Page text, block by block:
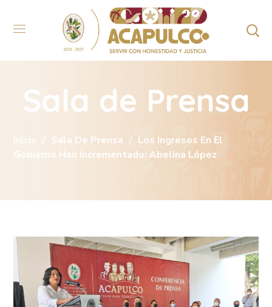
Sala de Prensa
Inicio Sala De Prensa
Los Ingresos En El
Gobierno Han Incrementado: Abelina López